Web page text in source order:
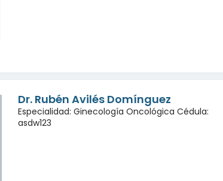
Dr. Rubén Avilés Domínguez
Especialidad: Ginecología Oncológica Cédula:
asdw123